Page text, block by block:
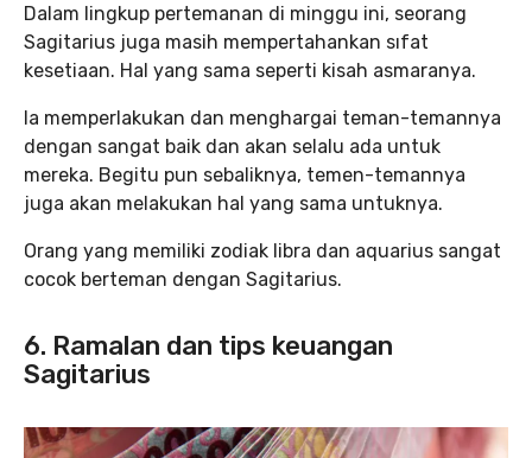
Dalam lingkup pertemanan di minggu ini, seorang
Sagitarius juga masih mempertahankan sıfat
kesetiaan. Hal yang sama seperti kisah asmaranya.
Ia memperlakukan dan menghargai teman-temannya
dengan sangat baik dan akan selalu ada untuk
mereka. Begitu pun sebaliknya, temen-temannya
juga akan melakukan hal yang sama untuknya.
Orang yang memiliki zodiak libra dan aquarius sangat
cocok berteman dengan Sagitarius.
6. Ramalan dan tips keuangan
Sagitarius